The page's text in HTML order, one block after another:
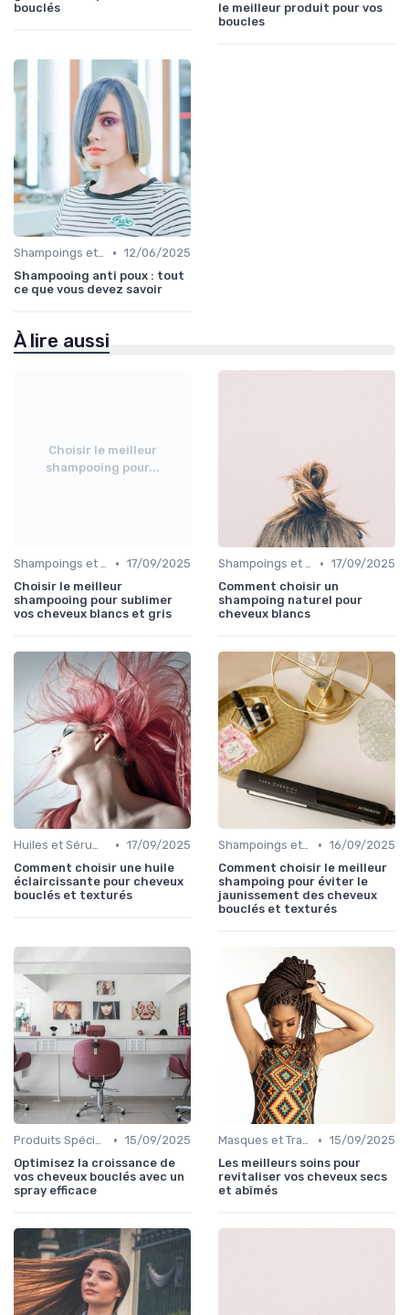
bouclés
le meilleur produit pour vos
boucles
Shampoings et Après-Shampoings • 12/06/2025
Shampooing anti poux : tout
ce que vous devez savoir
À lire aussi
Choisir le meilleur
shampooing pour...
Shampoings et Après-Shampoings • 17/09/2025
Choisir le meilleur
shampooing pour sublimer
vos cheveux blancs et gris
Shampoings et Après-Shampoings • 17/09/2025
Comment choisir un
shampoing naturel pour
cheveux blancs
Huiles et Sérums • 17/09/2025
Comment choisir une huile
éclaircissante pour cheveux
bouclés et texturés
Shampoings et Après-Shampoings • 16/09/2025
Comment choisir le meilleur
shampoing pour éviter le
jaunissement des cheveux
bouclés et texturés
Produits Spécifiques (Anti-Frisottis, Hydratants) • 15/09/2025
Optimisez la croissance de
vos cheveux bouclés avec un
spray efficace
Masques et Traitements en Profondeur • 15/09/2025
Les meilleurs soins pour
revitaliser vos cheveux secs
et abîmés